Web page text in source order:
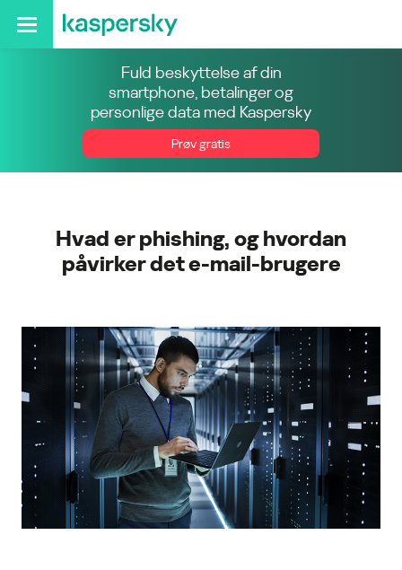
Fuld beskyttelse af din
smartphone, betalinger og
personlige data med Kaspersky
Prøv gratis
Hvad er phishing, og hvordan
påvirker det e-mail-brugere